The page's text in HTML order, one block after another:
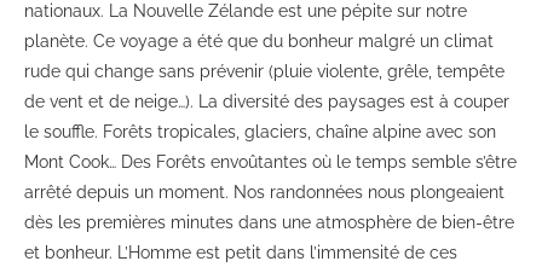
nationaux. La Nouvelle Zélande est une pépite sur notre
planète. Ce voyage a été que du bonheur malgré un climat
rude qui change sans prévenir (pluie violente, grêle, tempête
de vent et de neige…). La diversité des paysages est à couper
le souffle. Forêts tropicales, glaciers, chaîne alpine avec son
Mont Cook… Des Forêts envoûtantes où le temps semble s’être
arrêté depuis un moment. Nos randonnées nous plongeaient
dès les premières minutes dans une atmosphère de bien-être
et bonheur. L’Homme est petit dans l’immensité de ces